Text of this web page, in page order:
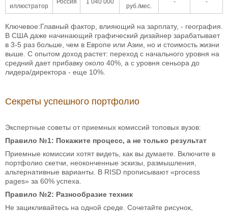
иллюстратор
Россия 1 040 000
руб./мес.
- -
Ключевое:Главный фактор, влияющий на зарплату, - география.
В США даже начинающий графический дизайнер зарабатывает
в 3-5 раз больше, чем в Европе или Азии, но и стоимость жизни
выше. С опытом доход растет: переход с начального уровня на
средний дает прибавку около 40%, а с уровня сеньора до
лидера/директора - еще 10%.
Секреты успешного портфолио
Экспертные советы от приемных комиссий топовых вузов:
Правило №1: Покажите процесс, а не только результат
Приемные комиссии хотят видеть, как вы думаете. Включите в
портфолио скетчи, неоконченные эскизы, размышления,
альтернативные варианты. В RISD прописывают «process
pages» за 60% успеха.
Правило №2: Разнообразие техник
Не зацикливайтесь на одной среде. Сочетайте рисунок,